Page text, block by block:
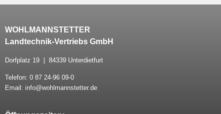
WOHLMANNSTETTER
Landtechnik-Vertriebs GmbH
Dorfplatz 19 | 84339 Unterdietfurt
Telefon: 0 87 24-96 09-0
Email: info@wohlmannstetter.de